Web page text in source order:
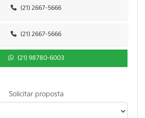
(21) 2667-5666
(21) 2667-5666
(21) 98780-6003
Solicitar proposta